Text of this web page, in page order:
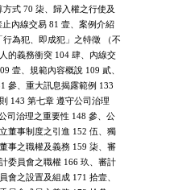
式 70 柒、歸入權之行使及
內線交易 81 壹、案例介紹
為犯、即成犯」之特徵 （不
的義務衝突 104 肆、內線交
壹、規範內容概說 109 貳、
參、重大訊息揭露範例 133
143 第七章 遵守公司治理
司治理之重要性 148 參、公
董事制度之引進 152 伍、獨
事之職權及義務 159 柒、審
委員會之職權 166 玖、審計
會之設置及組成 171 拾壹、